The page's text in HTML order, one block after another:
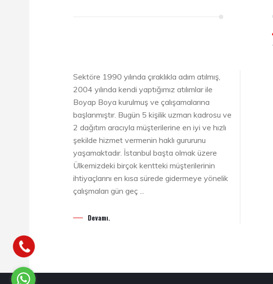
Sektöre 1990 yılında çıraklıkla adım atılmış,
2004 yılında kendi yaptığımız atılımlar ile
Boyap Boya kurulmuş ve çalışamalarına
başlanmıştır. Bugün 5 kişilik uzman kadrosu ve
2 dağıtım aracıyla müşterilerine en iyi ve hızlı
şekilde hizmet vermenin haklı gururunu
yaşamaktadır. İstanbul başta olmak üzere
Ülkemizdeki birçok kentteki müşterilerinin
ihtiyaçlarını en kısa sürede gidermeye yönelik
çalışmaları gün geç ...
Devamı.
Merhaba, nasıl